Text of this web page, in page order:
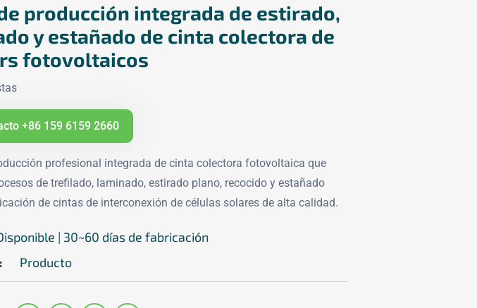
producción integrada de estirado,
y estañado de cinta colectora de
fotovoltaicos
+86 159 6159 2660
profesional integrada de cinta colectora fotovoltaica que
de trefilado, laminado, estirado plano, recocido y estañado
de cintas de interconexión de células solares de alta calidad.
| 30~60 días de fabricación
Producto